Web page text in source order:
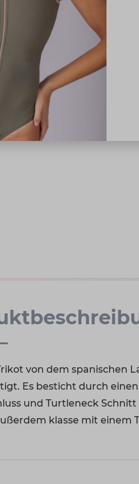
von dem spanischen
Es besticht durch
und Turtleneck
klasse mit einem